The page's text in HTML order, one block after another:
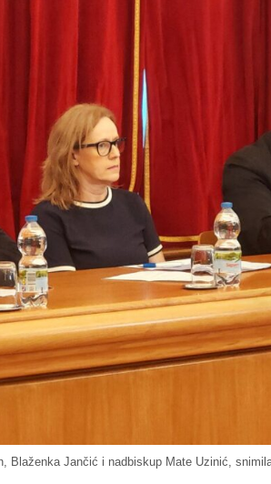
Blaženka Jančić i nadbiskup Mate Uzinić,